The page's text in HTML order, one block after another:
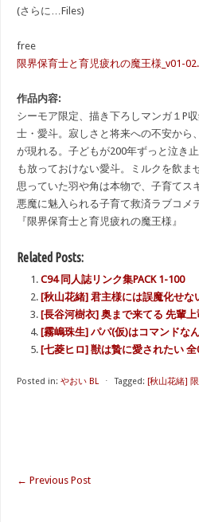
(さらに…Files)
free
限界保育士と育児疲れの魔王様_v01-
作品内容:
シーモア限定、描き下ろしマンガ１P
士・愛斗。寂しさと将来への不安から
が現れる。子どもが200年ずっと泣き
も放っておけない愛斗。ミルクを飲
思っていた羽や角は本物で、子育てス
悪魔に魅入られる子育て救済ラブコ
『限界保育士と育児疲れの魔王様』
Related Posts:
C94 同人誌リンク集PACK 1-100
[秋山花緒] 君主様には誤魔化せな
[長谷河樹衣] 奥まで来てる 先輩
[霧嶋珠生] パパ(仮)はコマンドな
[七菱ヒロ] 獣は贄に愛されたい 全
Posted in: やおい BL ⋅ Tagged: [秋山花緒]
← Previous Post